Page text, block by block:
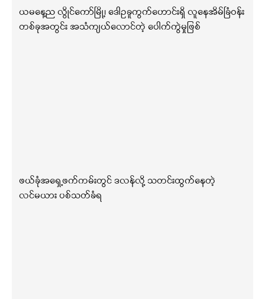
ယမနေ့ည လွိုင်ကော်မြို့၊ ဒေါဥခူကွက်ဟောင်းရှိ လူနေအိမ်ခြံဝန်း
တစ်ခုအတွင်း အသံကျယ်လောင်တဲ့ ပေါက်ကွဲမှုဖြစ်
ဖယ်ခုံအရှေ့ဖက်ကမ်းတွင် ဒလန်လို့ သတင်းထွက်နေတဲ့
လင်မယား ပစ်သတ်ခံရ